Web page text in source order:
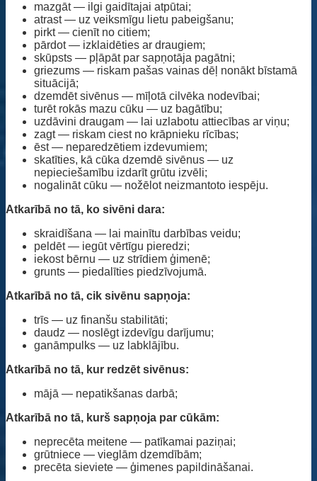
mazgāt — ilgi gaidītajai atpūtai;
atrast — uz veiksmīgu lietu pabeigšanu;
pirkt — cienīt no citiem;
pārdot — izklaidēties ar draugiem;
skūpsts — pļāpāt par sapņotāja pagātni;
griezums — riskam pašas vainas dēļ nonākt bīstamā
situācijā;
dzemdēt sivēnus — mīļotā cilvēka nodevībai;
turēt rokās mazu cūku — uz bagātību;
uzdāvini draugam — lai uzlabotu attiecības ar viņu;
zagt — riskam ciest no krāpnieku rīcības;
ēst — neparedzētiem izdevumiem;
skatīties, kā cūka dzemdē sivēnus — uz
nepieciešamību izdarīt grūtu izvēli;
nogalināt cūku — nožēlot neizmantoto iespēju.
Atkarībā no tā, ko sivēni dara:
skraidīšana — lai mainītu darbības veidu;
peldēt — iegūt vērtīgu pieredzi;
iekost bērnu — uz strīdiem ģimenē;
grunts — piedalīties piedzīvojumā.
Atkarībā no tā, cik sivēnu sapņoja:
trīs — uz finanšu stabilitāti;
daudz — noslēgt izdevīgu darījumu;
ganāmpulks — uz labklājību.
Atkarībā no tā, kur redzēt sivēnus:
mājā — nepatikšanas darbā;
Atkarībā no tā, kurš sapņoja par cūkām:
neprecēta meitene — patīkamai paziņai;
grūtniece — vieglām dzemdībām;
precēta sieviete — ģimenes papildināšanai.